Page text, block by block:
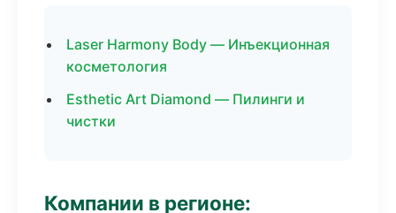
Laser Harmony Body — Инъекционная
косметология
Esthetic Art Diamond — Пилинги и
чистки
Компании в регионе: